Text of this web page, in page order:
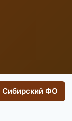
Сибирский ФО